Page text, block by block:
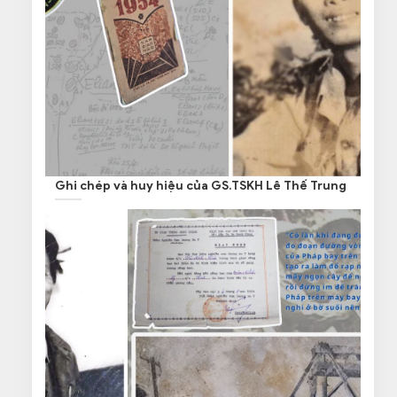
Ghi chép và huy hiệu của GS.TSKH Lê Thế Trung